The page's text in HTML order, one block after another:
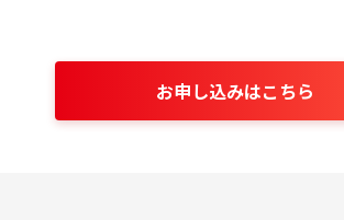
お申し込みはこちら